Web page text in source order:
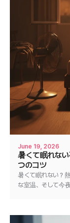
June 19, 2026
暑くて眠れな
つのコツ
暑くて眠れない？
な室温、そして今